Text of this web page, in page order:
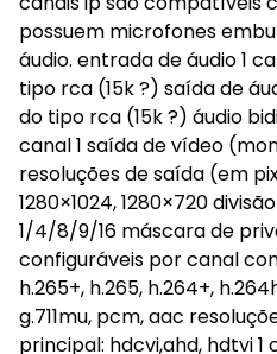
possuem microfones
áudio. entrada de áudio 1
tipo rca (15k ?) saída de
do tipo rca (15k ?) áudio
canal 1 saída de vídeo
resoluções de saída (em
1280×1024, 1280×720
1/4/8/9/16 máscara de
configuráveis por canal
h.265+, h.265, h.264+,
g.711mu, pcm, aac
principal: hdcvi,ahd, hdtvi 1